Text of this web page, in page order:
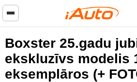
Boxster 25.gadu
ekskluzīvs modelis
eksemplāros (+